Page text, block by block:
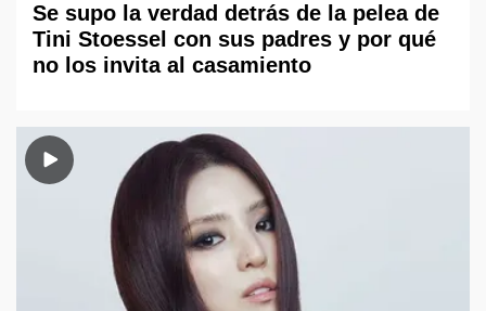
Se supo la verdad detrás de la pelea de
Tini Stoessel con sus padres y por qué
no los invita al casamiento